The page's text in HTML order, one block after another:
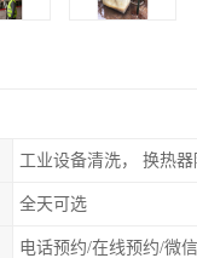
工业设备清洗， 换热
全天可选
电话预约/在线预约/微